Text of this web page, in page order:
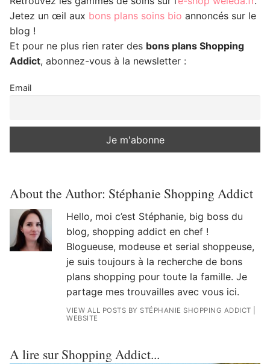
Jetez un œil aux bons plans soins bio annoncés sur le
blog !
Et pour ne plus rien rater des bons plans Shopping
Addict, abonnez-vous à la newsletter :
Email
About the Author: Stéphanie Shopping Addict
Hello, moi c’est Stéphanie, big boss du
blog, shopping addict en chef !
Blogueuse, modeuse et serial shoppeuse,
je suis toujours à la recherche de bons
plans shopping pour toute la famille. Je
partage mes trouvailles avec vous ici.
VIEW ALL POSTS BY STÉPHANIE SHOPPING ADDICT
WEBSITE
A lire sur Shopping Addict...